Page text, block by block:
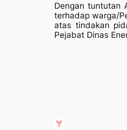
Dengan tuntutan
terhadap warga/
atas tindakan
Pejabat Dinas